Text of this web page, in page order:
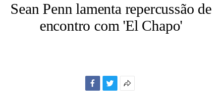
Sean Penn lamenta repercussão de
encontro com 'El Chapo'